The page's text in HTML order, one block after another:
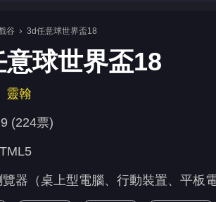
谷 3d任意球世界盃18
球世界盃18
靈翰
(224票)
器（桌上型電腦、行動裝置、平板